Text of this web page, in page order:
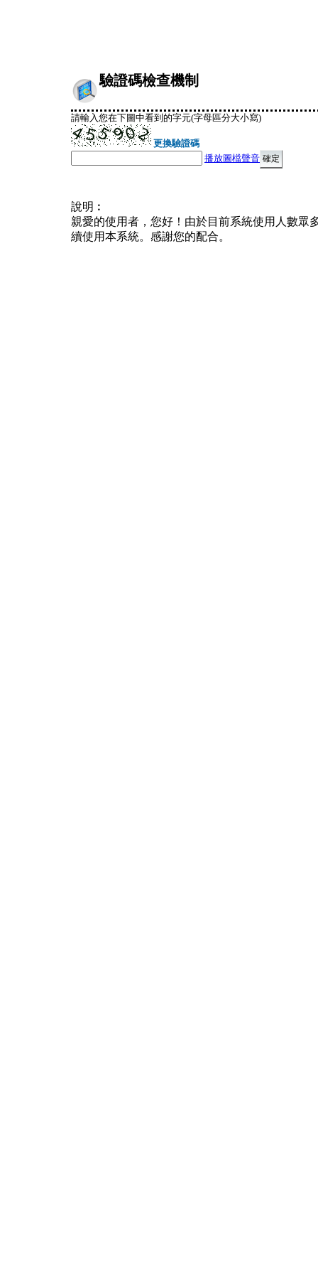
驗證碼檢查機制
請輸入您在下圖中看到的字元(字母區分大小寫)
更換驗證碼
播放圖檔聲音
說明︰
親愛的使用者，您好！由於目前系統使用人數眾
續使用本系統。感謝您的配合。